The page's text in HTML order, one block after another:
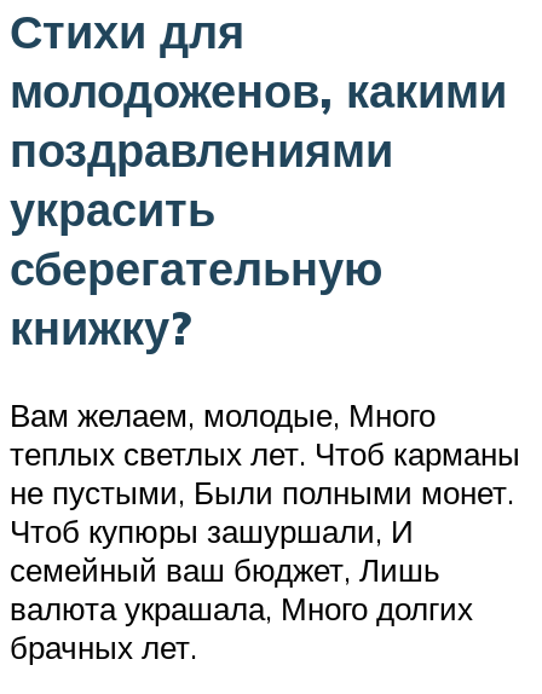
Стихи для
молодоженов, какими
поздравлениями
украсить
сберегательную
книжку?
Вам желаем, молодые, Много
теплых светлых лет. Чтоб карманы
не пустыми, Были полными монет.
Чтоб купюры зашуршали, И
семейный ваш бюджет, Лишь
валюта украшала, Много долгих
брачных лет.